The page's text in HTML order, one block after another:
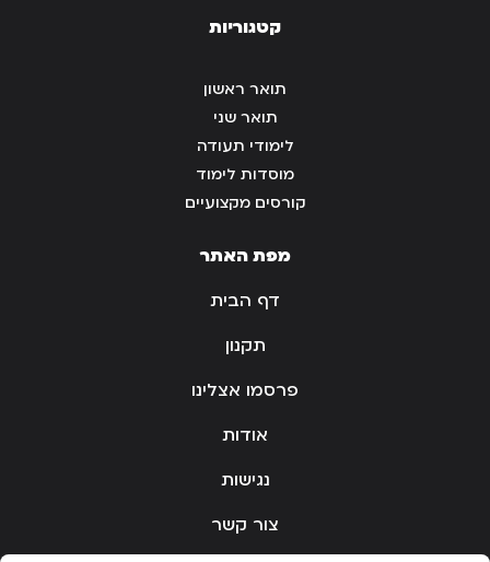
קטגוריות
תואר ראשון
תואר שני
לימודי תעודה
מוסדות לימוד
קורסים מקצועיים
מפת האתר
דף הבית
תקנון
פרסמו אצלינו
אודות
נגישות
צור קשר